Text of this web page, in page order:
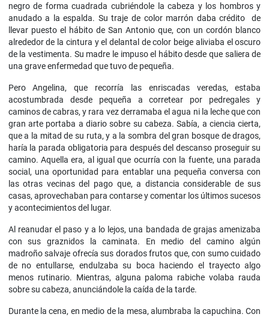
negro de forma cuadrada cubriéndole la cabeza y los hombros y
anudado a la espalda. Su traje de color marrón daba crédito de
llevar puesto el hábito de San Antonio que, con un cordón blanco
alrededor de la cintura y el delantal de color beige aliviaba el oscuro
de la vestimenta. Su madre le impuso el hábito desde que saliera de
una grave enfermedad que tuvo de pequeña.
Pero Angelina, que recorría las enriscadas veredas, estaba
acostumbrada desde pequeña a corretear por pedregales y
caminos de cabras, y rara vez derramaba el agua ni la leche que con
gran arte portaba a diario sobre su cabeza. Sabía, a ciencia cierta,
que a la mitad de su ruta, y a la sombra del gran bosque de dragos,
haría la parada obligatoria para después del descanso proseguir su
camino. Aquella era, al igual que ocurría con la fuente, una parada
social, una oportunidad para entablar una pequeña conversa con
las otras vecinas del pago que, a distancia considerable de sus
casas, aprovechaban para contarse y comentar los últimos sucesos
y acontecimientos del lugar.
Al reanudar el paso y a lo lejos, una bandada de grajas amenizaba
con sus graznidos la caminata. En medio del camino algún
madroño salvaje ofrecía sus dorados frutos que, con sumo cuidado
de no entullarse, endulzaba su boca haciendo el trayecto algo
menos rutinario. Mientras, alguna paloma rabiche volaba rauda
sobre su cabeza, anunciándole la caída de la tarde.
Durante la cena, en medio de la mesa, alumbraba la capuchina. Con